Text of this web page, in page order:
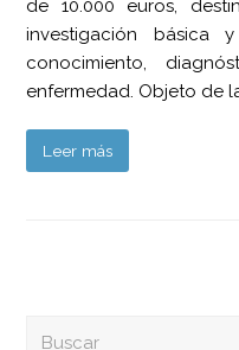
de 10.000 euros,
investigación básica
conocimiento,
enfermedad. Objeto de
Leer más